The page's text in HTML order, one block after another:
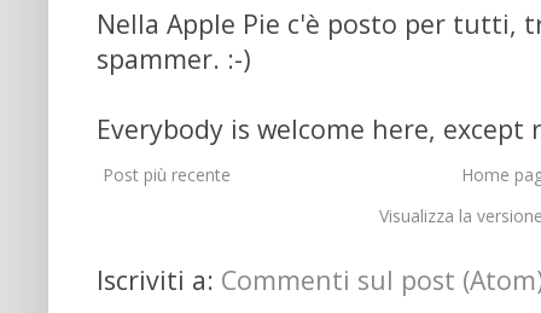
Nella Apple Pie c'è posto per tutti,
spammer. :-)
Everybody is welcome here,
Post più recente
Home
Visualizza la
Iscriviti a: Commenti sul post